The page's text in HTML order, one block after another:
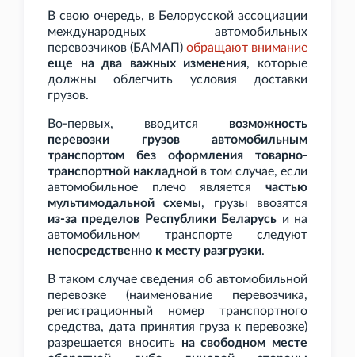
В свою очередь, в Белорусской ассоциации
международных автомобильных
перевозчиков (БАМАП) обращают внимание
еще на два важных изменения, которые
должны облегчить условия доставки
грузов.
Во-первых, вводится возможность
перевозки грузов автомобильным
транспортом без оформления товарно-
транспортной накладной в том случае, если
автомобильное плечо является частью
мультимодальной схемы, грузы ввозятся
из-за пределов Республики Беларусь и на
автомобильном транспорте следуют
непосредственно к месту разгрузки.
В таком случае сведения об автомобильной
перевозке (наименование перевозчика,
регистрационный номер транспортного
средства, дата принятия груза к перевозке)
разрешается вносить на свободном месте